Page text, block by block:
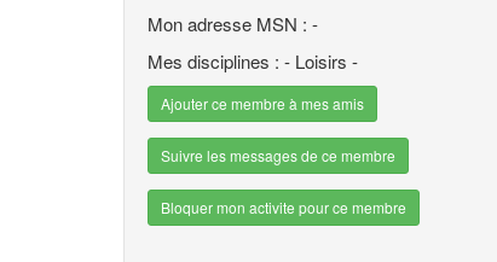
Mon adresse MSN : -
Mes disciplines : - Loisirs -
Ajouter ce membre à mes amis
Suivre les messages de ce membre
Bloquer mon activite pour ce membre